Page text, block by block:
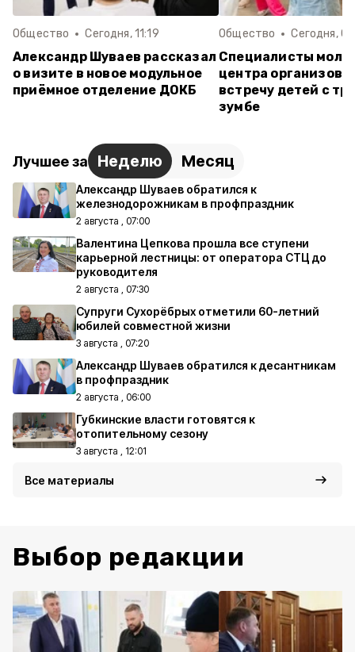
Общество Сегодня, 11:19
Александр Шуваев рассказал
о визите в новое модульное
приёмное отделение ДОКБ
Общество Сегодня,
Специалисты
центра
встречу детей с
зумбе
Лучшее за Неделю Месяц
Александр Шуваев обратился к
железнодорожникам в профпраздник
2 августа , 07:00
Валентина Цепкова прошла все ступени
карьерной лестницы: от оператора СТЦ до
руководителя
2 августа , 07:30
Супруги Сухорёбрых отметили 60-летний
юбилей совместной жизни
3 августа , 07:20
Александр Шуваев обратился к десантникам
в профпраздник
2 августа , 06:00
Губкинские власти готовятся к
отопительному сезону
3 августа , 12:01
Все материалы
Выбор редакции